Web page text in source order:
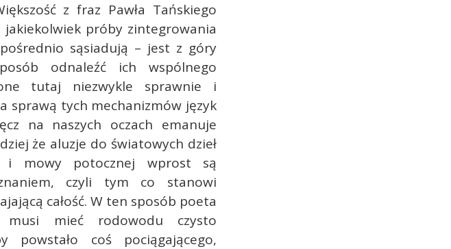
z fraz Pawła Tańskiego
próby zintegrowania
sąsiadują – jest z góry
odnaleźć ich wspólnego
tutaj niezwykle sprawnie i
sprawą tych mechanizmów język
na naszych oczach emanuje
że aluzje do światowych dzieł
i mowy potocznej wprost są
czyli tym co stanowi
całość. W ten sposób poeta
mieć rodowodu czysto
powstało coś pociągającego,